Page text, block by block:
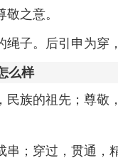
之意。
绳子。后引申为穿
么样
民族的祖先；尊敬
串；穿过，贯通，